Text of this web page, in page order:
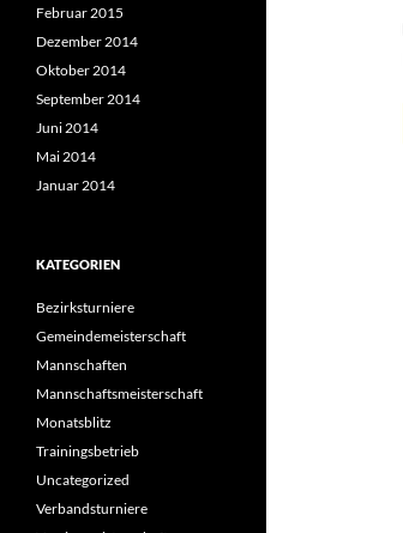
Februar 2015
Dezember 2014
Oktober 2014
September 2014
Juni 2014
Mai 2014
Januar 2014
KATEGORIEN
Bezirksturniere
Gemeindemeisterschaft
Mannschaften
Mannschaftsmeisterschaft
Monatsblitz
Trainingsbetrieb
Uncategorized
Verbandsturniere